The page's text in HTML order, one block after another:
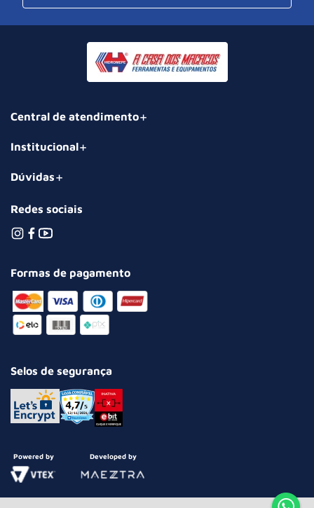
Central de atendimento
Institucional
Dúvidas
Redes sociais
Formas de pagamento
Selos de segurança
Powered by Developed by